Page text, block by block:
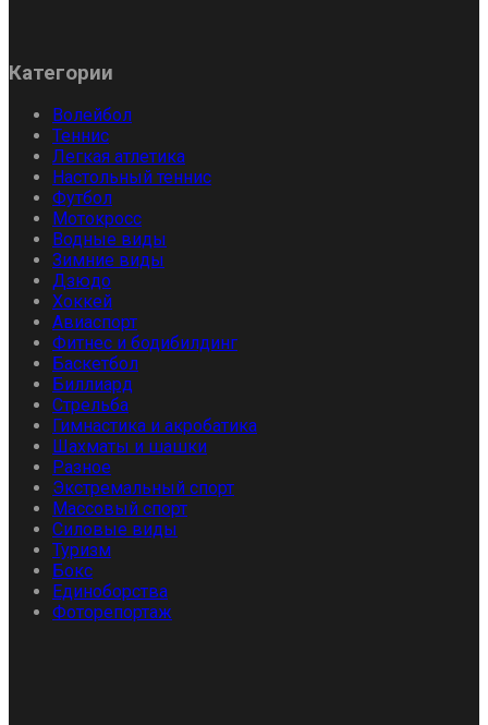
Категории
Волейбол
Теннис
Легкая атлетика
Настольный теннис
Футбол
Мотокросс
Водные виды
Зимние виды
Дзюдо
Хоккей
Авиаспорт
Фитнес и бодибилдинг
Баскетбол
Биллиард
Стрельба
Гимнастика и акробатика
Шахматы и шашки
Разное
Экстремальный спорт
Массовый спорт
Силовые виды
Туризм
Бокс
Единоборства
Фоторепортаж